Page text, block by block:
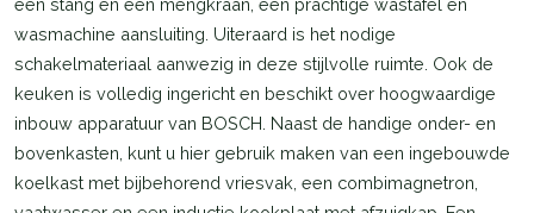
een stang en een mengkraan, een prachtige wastafel en
wasmachine aansluiting. Uiteraard is het nodige
schakelmateriaal aanwezig in deze stijlvolle ruimte. Ook de
keuken is volledig ingericht en beschikt over hoogwaardige
inbouw apparatuur van BOSCH. Naast de handige onder- en
bovenkasten, kunt u hier gebruik maken van een ingebouwde
koelkast met bijbehorend vriesvak, een combimagnetron,